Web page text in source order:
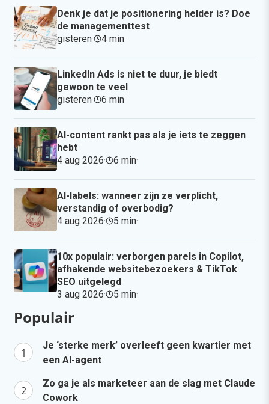
Denk je dat je positionering helder is? Doe
de managementtest
gisteren· 4 min·
LinkedIn Ads is niet te duur, je biedt
gewoon te veel
gisteren· 6 min·
AI-content rankt pas als je iets te zeggen
hebt
4 aug 2026· 6 min·
AI-labels: wanneer zijn ze verplicht,
verstandig of overbodig?
4 aug 2026· 5 min·
10x populair: verborgen parels in Copilot,
afhakende websitebezoekers & TikTok
SEO uitgelegd
3 aug 2026· 5 min·
Populair
Je ‘sterke merk’ overleeft geen kwartier met
een AI-agent
Zo ga je als marketeer aan de slag met Claude
Cowork